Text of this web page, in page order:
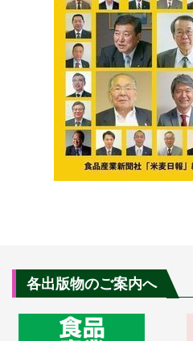
各出版物のご案内へ